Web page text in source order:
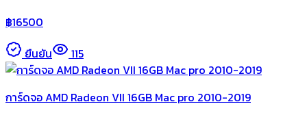
฿16500
ยืนยัน
115
การ์ดจอ AMD Radeon VII 16GB Mac pro 2010-2019